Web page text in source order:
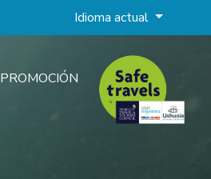
Idioma actual
PROMOCIÓN